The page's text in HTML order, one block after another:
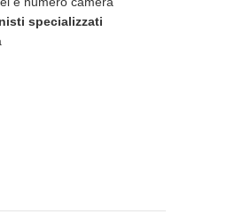
specializzati